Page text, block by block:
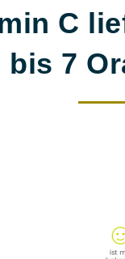
C
bis 7